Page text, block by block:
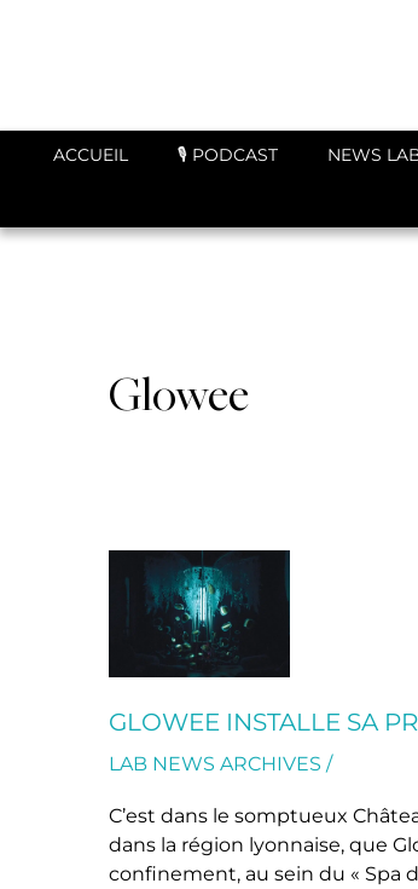
ACCUEIL 🎙️ PODCAST NEWS
Glowee
GLOWEE INSTALLE SA
LAB NEWS ARCHIVES /
C’est dans le somptueux
dans la région lyonnaise, que
confinement, au sein du « Spa
Glowee
installe
première
Glowzen
Room
en
France